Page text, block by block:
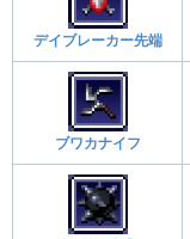
デイブレーカー先端
ブワカナイフ